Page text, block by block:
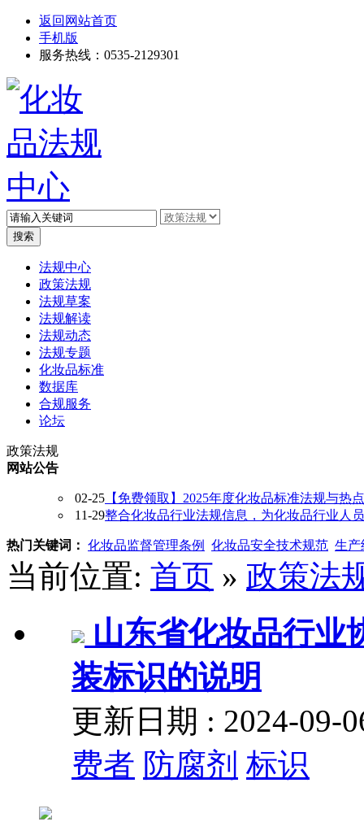
返回网站首页
手机版
服务热线：0535-2129301
法规中心
政策法规
法规草案
法规解读
法规动态
法规专题
化妆品标准
数据库
合规服务
论坛
政策法规
网站公告
02-25 【免费领取】2025年度化妆品标准法规与热
11-29整合化妆品行业法规信息，为化妆品行业人
热门关键词： 化妆品监督管理条例 化妆品安全技术规范 生产
当前位置: 首页 » 政策法
山东省化妆品行业
装标识的说明
更新日期 : 2024-09-
费者 防腐剂 标识